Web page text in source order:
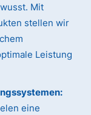
Mit
stellen wir
Leistung
eine